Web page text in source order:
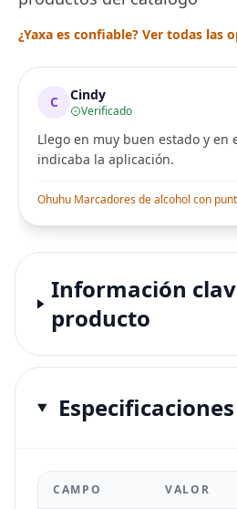
¿Yaxa es confiable? Ver todas las
C Cindy
Verificado
Llego en muy buen estado y en
indicaba la aplicación.
Información
producto
CAMPO VALOR